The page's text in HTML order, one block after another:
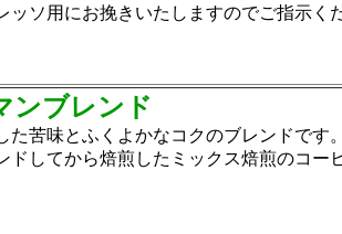
ッソ用にお挽きいたしますのでご指示く
ンブレンド
た苦味とふくよかなコクのブレンドです
ドしてから焙煎したミックス焙煎のコー